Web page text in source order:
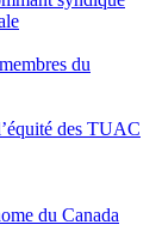
du
des TUAC
du Canada